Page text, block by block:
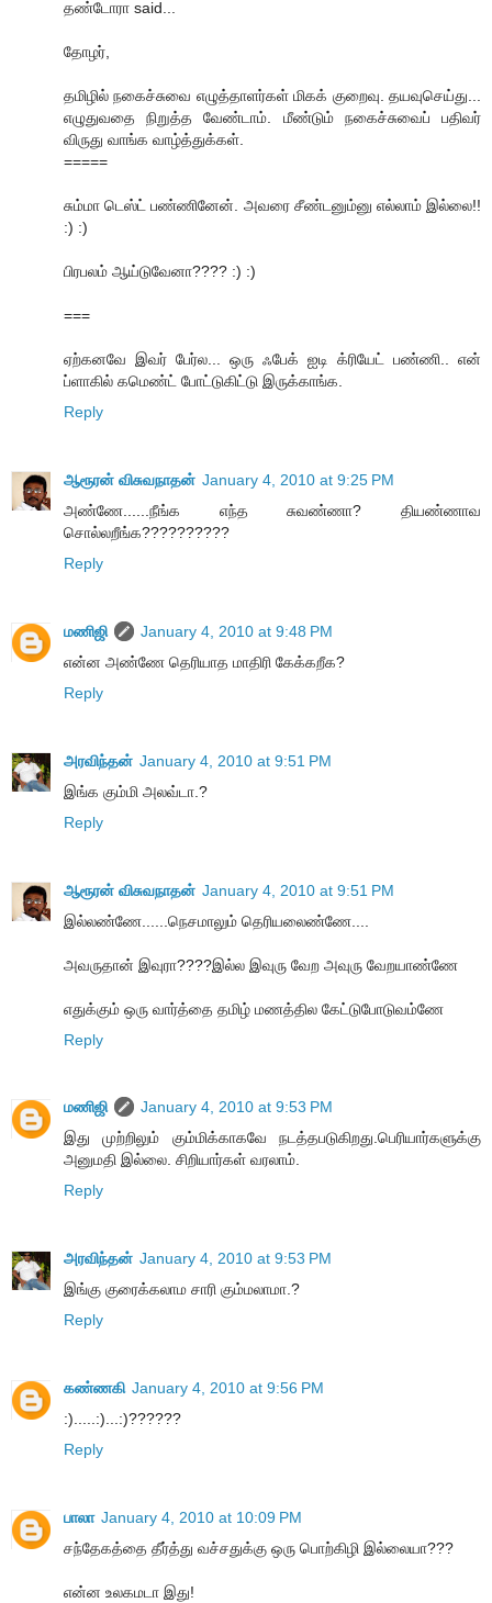
தண்டோரா said...
தோழர்,
தமிழில் நகைச்சுவை எழுத்தாளர்கள் மிகக் குறைவு. தயவுசெய்து...
எழுதுவதை நிறுத்த வேண்டாம். மீண்டும் நகைச்சுவைப் பதிவர்
விருது வாங்க வாழ்த்துக்கள்.
=====
சும்மா டெஸ்ட் பண்ணினேன். அவரை சீண்டனும்னு எல்லாம் இல்லை!!
:) :)
பிரபலம் ஆய்டுவேனா???? :) :)
===
ஏற்கனவே இவர் பேர்ல... ஒரு ஃபேக் ஐடி க்ரியேட் பண்ணி.. என்
ப்ளாகில் கமெண்ட் போட்டுகிட்டு இருக்காங்க.
Reply
ஆரூரன் விசுவநாதன் January 4, 2010 at 9:25 PM
அண்ணே......நீங்க எந்த சுவண்ணா? தியண்ணாவ
சொல்லறீங்க??????????
Reply
மணிஜி
January 4, 2010 at 9:48 PM
என்ன அண்ணே தெரியாத மாதிரி கேக்கறீக?
Reply
அரவிந்தன் January 4, 2010 at 9:51 PM
இங்க கும்மி அலவ்டா.?
Reply
ஆரூரன் விசுவநாதன் January 4, 2010 at 9:51 PM
இல்லண்ணே......நெசமாலும் தெரியலைண்ணே....
அவருதான் இவுரா????இல்ல இவுரு வேற அவுரு வேறயாண்ணே
எதுக்கும் ஒரு வார்த்தை தமிழ் மணத்தில கேட்டுபோடுவம்ணே
Reply
மணிஜி
January 4, 2010 at 9:53 PM
இது முற்றிலும் கும்மிக்காகவே நடத்தபடுகிறது.பெரியார்களுக்கு
அனுமதி இல்லை. சிறியார்கள் வரலாம்.
Reply
அரவிந்தன் January 4, 2010 at 9:53 PM
இங்கு குரைக்கலாம சாரி கும்மலாமா.?
Reply
கண்ணகி January 4, 2010 at 9:56 PM
:).....:)...:)??????
Reply
பாலா January 4, 2010 at 10:09 PM
சந்தேகத்தை தீர்த்து வச்சதுக்கு ஒரு பொற்கிழி இல்லையா???
என்ன உலகமடா இது!